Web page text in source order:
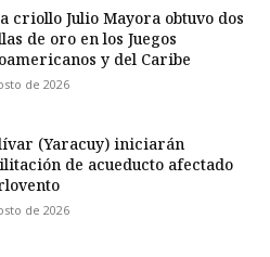
criollo Julio Mayora obtuvo dos
de oro en los Juegos
y del Caribe
de 2026
(Yaracuy) iniciarán
de acueducto afectado
de 2026